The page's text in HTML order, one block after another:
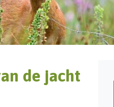
de jacht